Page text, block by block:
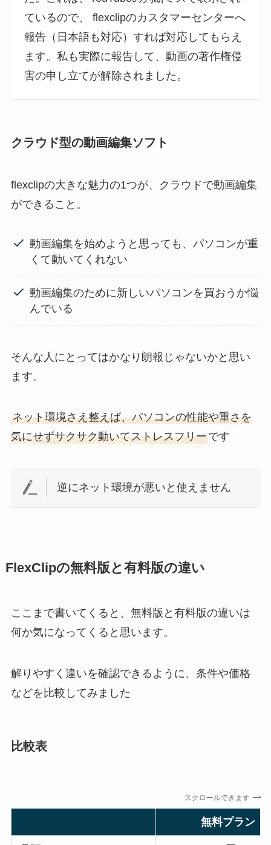
ているので、 flexclipのカスタマーセンターへ
報告（日本語も対応）すれば対応してもらえ
ます。私も実際に報告して、動画の著作権侵
害の申し立てが解除されました。
クラウド型の動画編集ソフト
flexclipの大きな魅力の1つが、クラウドで動画編集
ができること。
動画編集を始めようと思っても、パソコンが重
くて動いてくれない
動画編集のために新しいパソコンを買おうか悩
んでいる
そんな人にとってはかなり朗報じゃないかと思い
ます。
ネット環境さえ整えば、パソコンの性能や重さを
気にせずサクサク動いてストレスフリーです
逆にネット環境が悪いと使えません
FlexClipの無料版と有料版の違い
ここまで書いてくると、無料版と有料版の違いは
何か気になってくると思います。
解りやすく違いを確認できるように、条件や価格
などを比較してみました
比較表
スクロールできます
無料プラン